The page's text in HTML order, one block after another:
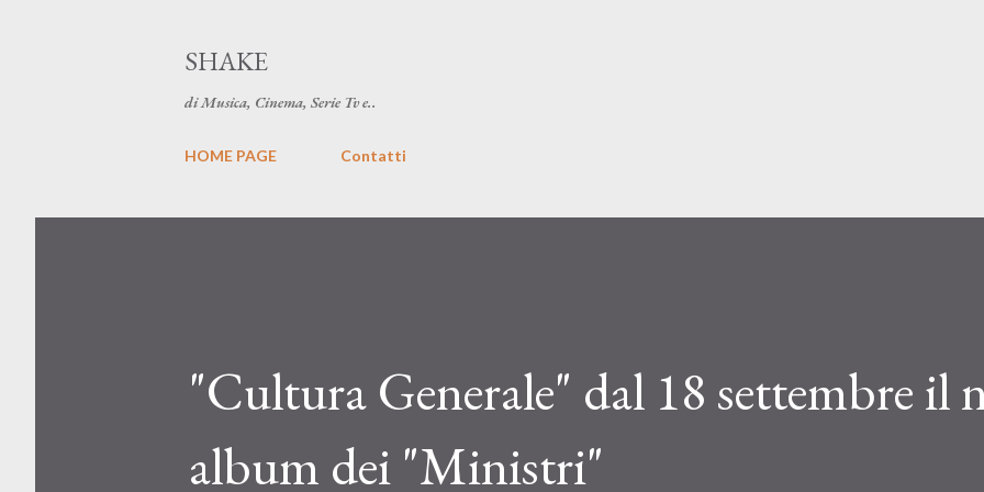
SHAKE
di Musica, Cinema, Serie Tv e..
HOME PAGE Contatti
"Cultura Generale" dal 18 settembre il
album dei "Ministri"